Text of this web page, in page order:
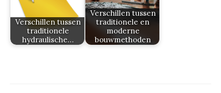
Verschillen tussen
traditionele
hydraulische…
Verschillen tussen
traditionele en
moderne
bouwmethoden